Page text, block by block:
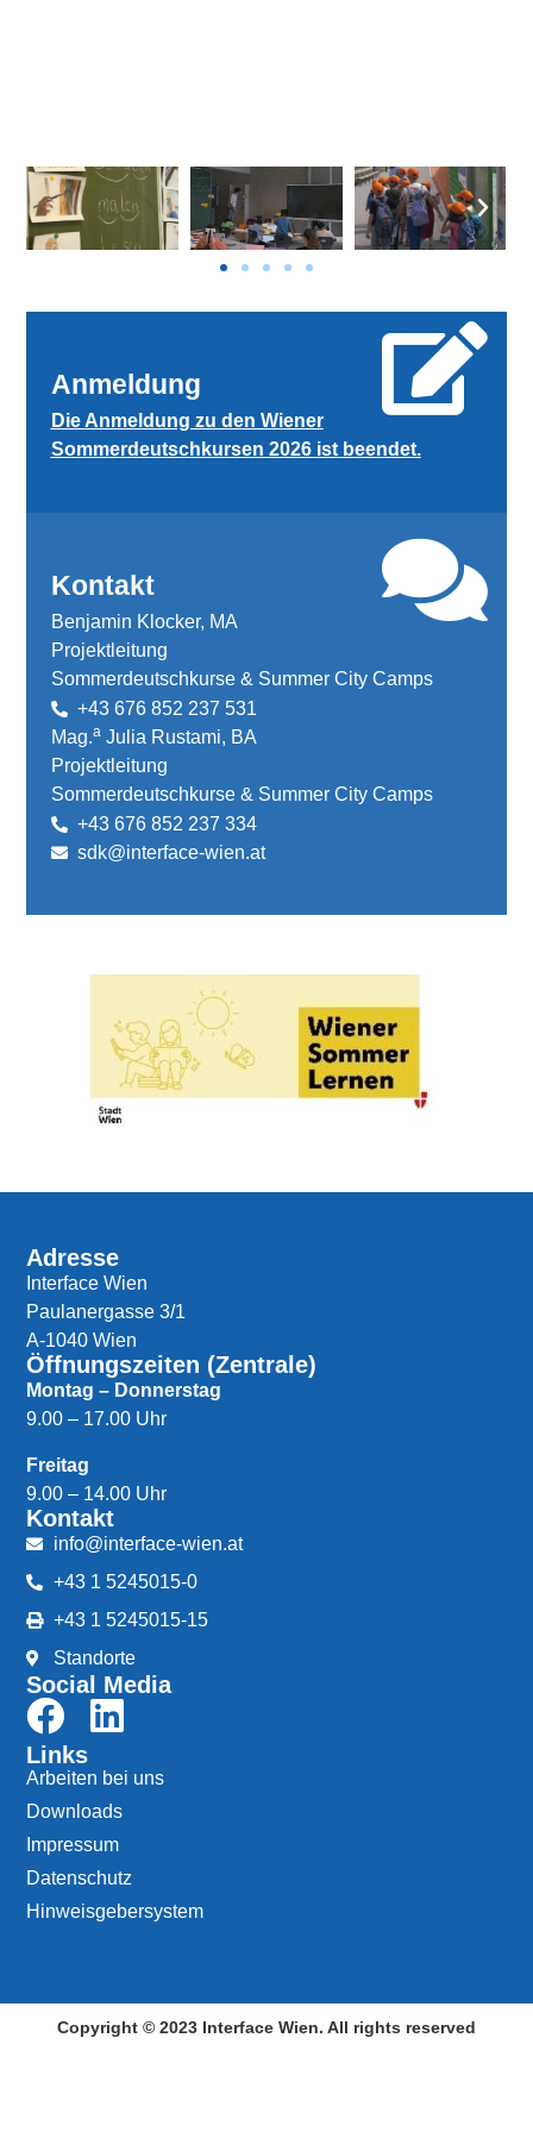
Anmeldung
Die Anmeldung zu den Wiener
Sommerdeutschkursen 2026 ist beendet.
Kontakt
Benjamin Klocker, MA
Projektleitung
Sommerdeutschkurse & Summer City Camps
+43 676 852 237 531
Mag.aJulia Rustami, BA
Projektleitung
Sommerdeutschkurse & Summer City Camps
+43 676 852 237 334
sdk@interface-wien.at
Adresse
Interface Wien
Paulanergasse 3/1
A-1040 Wien
Öffnungszeiten (Zentrale)
Montag – Donnerstag
9.00 – 17.00 Uhr
Freitag
9.00 – 14.00 Uhr
Kontakt
info@interface-wien.at
+43 1 5245015-0
+43 1 5245015-15
Standorte
Links
Arbeiten bei uns
Downloads
Impressum
Datenschutz
Hinweisgebersystem
Social Media
Copyright © 2023 Interface Wien. All rights reserved